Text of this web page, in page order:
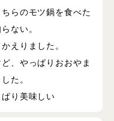
らのモツ鍋を食べた
ない。
えりました。
、やっぱりおおやま
た。
り美味しい